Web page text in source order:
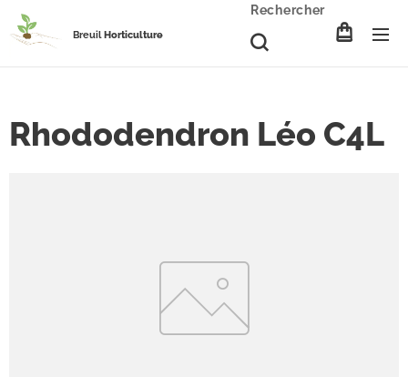
BreuilHorticulture
Rechercher
Rhododendron Léo C4L